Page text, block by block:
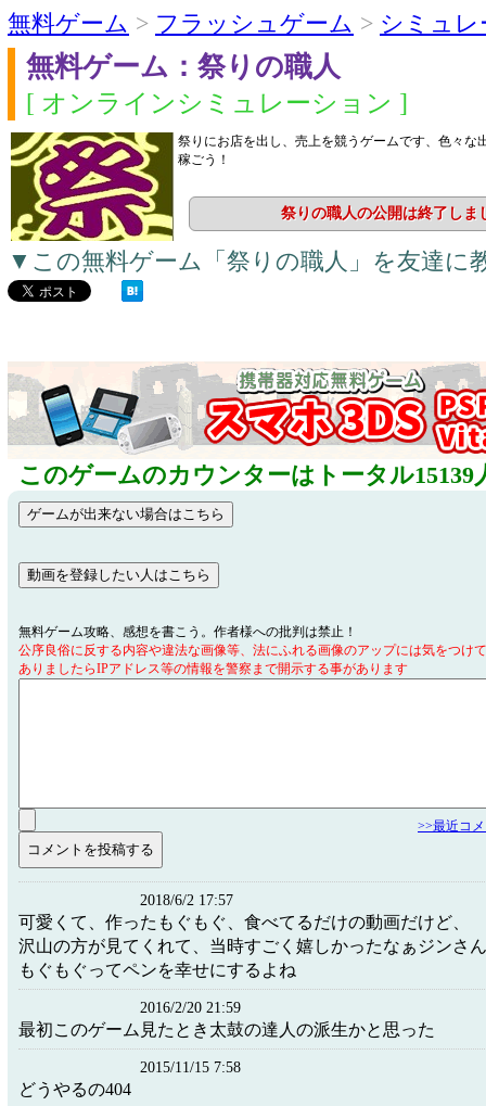
無料ゲーム > フラッシュゲーム > シミュ
無料ゲーム：祭りの職人
[ オンラインシミュレーション ]
祭りにお店を出し、売上を競うゲームです、色々な
稼ごう！
祭りの職人の公開は終了しま
▼この無料ゲーム「祭りの職人」を友達に
このゲームのカウンターはトータル15139
無料ゲーム攻略、感想を書こう。作者様への批判は禁止！
公序良俗に反する内容や違法な画像等、法にふれる画像のアップには気をつけ
ありましたらIPアドレス等の情報を警察まで開示する事があります
>>最近コ
2018/6/2 17:57
可愛くて、作ったもぐもぐ、食べてるだけの動画だけど、
沢山の方が見てくれて、当時すごく嬉しかったなぁジンさ
もぐもぐってペンを幸せにするよね
2016/2/20 21:59
最初このゲーム見たとき太鼓の達人の派生かと思った
2015/11/15 7:58
どうやるの404